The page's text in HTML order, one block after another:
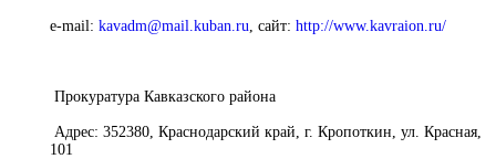
e-mail: kavadm@mail.kuban.ru, сайт: http://www.kavraion.ru/
Прокуратура Кавказского района
Адрес: 352380, Краснодарский край, г. Кропоткин, ул. Красная,
101